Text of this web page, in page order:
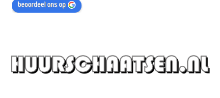
beoordeel ons op